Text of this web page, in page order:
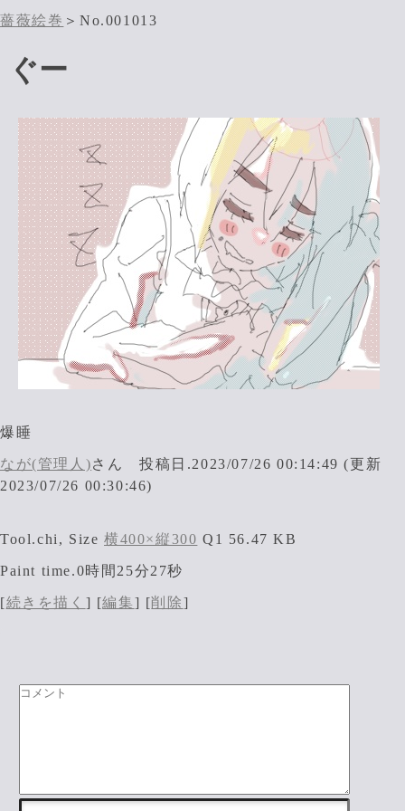
薔薇絵巻 ＞No.001013
ぐー
爆睡
なが(管理人)さん 投稿日.2023/07/26 00:14:49 (更新
2023/07/26 00:30:46)
Tool.chi, Size 横400×縦300 Q1 56.47 KB
Paint time.0時間25分27秒
[続きを描く ] [編集] [削除]